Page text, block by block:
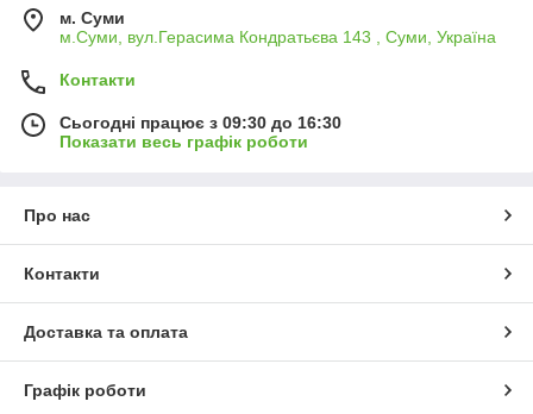
м. Суми
м.Суми, вул.Герасима Кондратьєва 143 , Суми, Україна
Контакти
Сьогодні працює з 09:30 до 16:30
Показати весь графік роботи
Про нас
Контакти
Доставка та оплата
Графік роботи